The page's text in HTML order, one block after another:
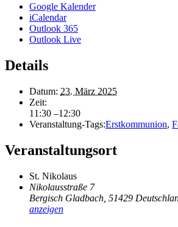
Google Kalender
iCalendar
Outlook 365
Outlook Live
Details
Datum: 23. März 2025
Zeit:
11:30 –12:30
Veranstaltung-Tags:Erstkommunion,
Veranstaltungsort
St. Nikolaus
Nikolausstraße 7
Bergisch Gladbach 51429
anzeigen